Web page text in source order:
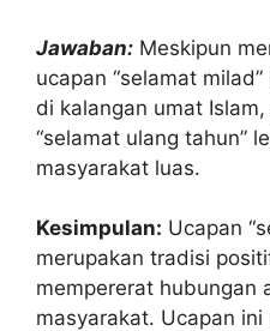
Jawaban: Meskipun
ucapan “selamat
di kalangan umat
“selamat ulang tahun”
masyarakat luas.
Kesimpulan: Ucapan
merupakan tradisi
mempererat hubungan
masyarakat. Ucapan